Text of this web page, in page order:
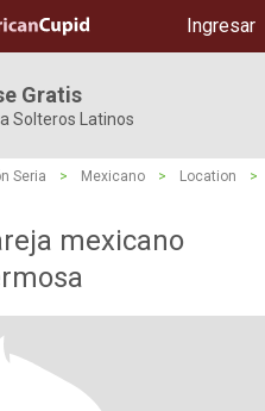
Ingresar
Gratis
Solteros Latinos
Seria > Mexicano > Location
>
mexicano